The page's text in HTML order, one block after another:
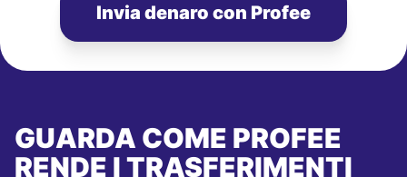
Invia denaro con Profee
GUARDA COME PROFEE
RENDE I TRASFERIMENTI